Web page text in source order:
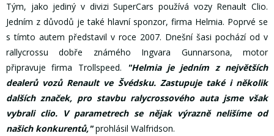
Tým, jako jediný v divizi SuperCars používá vozy Renault Clio.
Jedním z důvodů je také hlavní sponzor, firma Helmia. Poprvé se
s tímto autem představil v roce 2007. Dnešní šasi pochází od v
rallycrossu dobře známého Ingvara Gunnarsona, motor
připravuje firma Trollspeed.
"Helmia je jedním z největších
dealerů vozů Renault ve Švédsku. Zastupuje také i několik
dalších značek, pro stavbu ralycrossového auta jsme však
vybrali clio. V parametrech se nějak výrazně nelišíme od
našich konkurentů,"prohlásil Walfridson.